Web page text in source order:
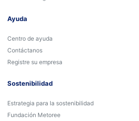
Ayuda
Centro de ayuda
Contáctanos
Registre su empresa
Sostenibilidad
Estrategia para la sostenibilidad
Fundación Metoree